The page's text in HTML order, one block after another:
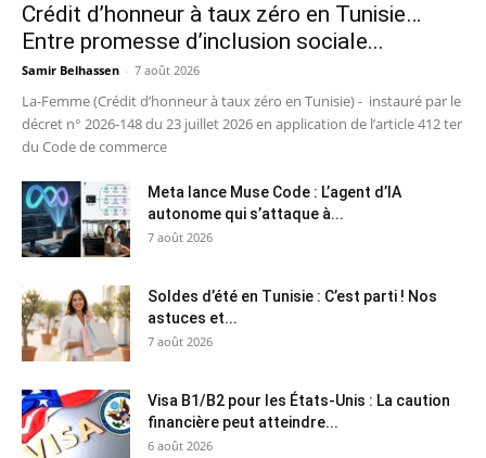
Crédit d’honneur à taux zéro en Tunisie…
Entre promesse d’inclusion sociale...
Samir Belhassen - 7 août 2026
La-Femme (Crédit d’honneur à taux zéro en Tunisie) - instauré par le
décret n° 2026-148 du 23 juillet 2026 en application de l’article 412 ter
du Code de commerce
Meta lance Muse Code : L’agent d’IA
autonome qui s’attaque à...
7 août 2026
Soldes d’été en Tunisie : C’est parti ! Nos
astuces et...
7 août 2026
Visa B1/B2 pour les États-Unis : La caution
financière peut atteindre...
6 août 2026